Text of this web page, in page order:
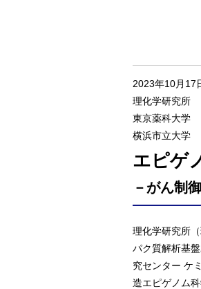
2023年10月17
理化学研究所
東京薬科大学
横浜市立大学
エピゲ
－がん制
理化学研究所
パク質解析基
究センター ケ
造エピゲノム